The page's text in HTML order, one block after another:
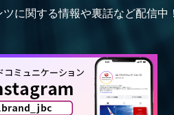
に関する情報や裏話など配信中